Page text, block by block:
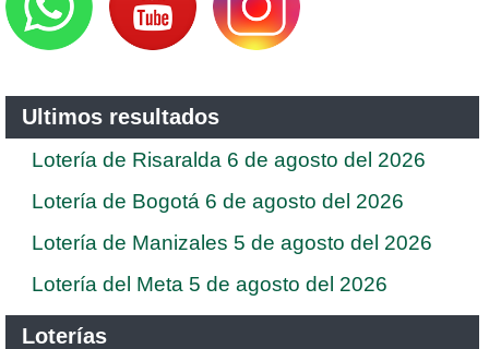
Ultimos resultados
Lotería de Risaralda 6 de agosto del 2026
Lotería de Bogotá 6 de agosto del 2026
Lotería de Manizales 5 de agosto del 2026
Lotería del Meta 5 de agosto del 2026
Loterías